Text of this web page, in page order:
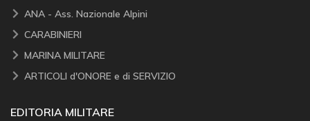
ANA - Ass. Nazionale Alpini
CARABINIERI
MARINA MILITARE
ARTICOLI d'ONORE e di SERVIZIO
EDITORIA MILITARE